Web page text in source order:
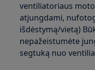
ventiliatoriaus
atjungdami,
išdėstymą/vietą)
nepažeistumėte
segtuką nuo